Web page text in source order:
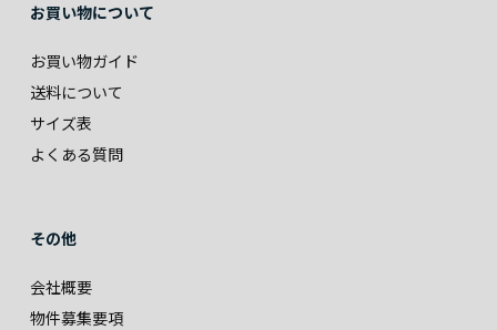
お買い物について
お買い物ガイド
送料について
サイズ表
よくある質問
その他
会社概要
物件募集要項